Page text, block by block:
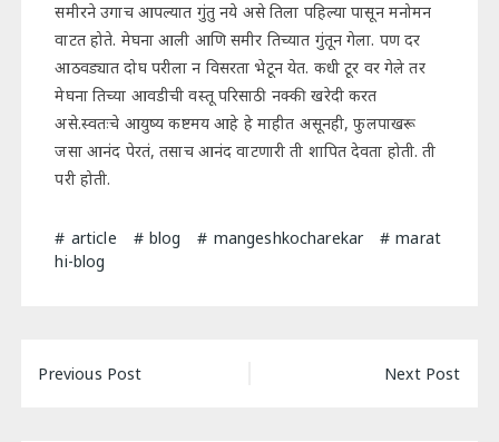
समीरने उगाच आपल्यात गुंतु नये असे तिला पहिल्या पासून मनोमन
वाटत होते. मेघना आली आणि समीर तिच्यात गुंतून गेला. पण दर
आठवड्यात दोघ परीला न विसरता भेटून येत. कधी टूर वर गेले तर
मेघना तिच्या आवडीची वस्तू परिसाठी नक्की खरेदी करत
असे.स्वतःचे आयुष्य कष्टमय आहे हे माहीत असूनही, फुलपाखरू
जसा आनंद पेरतं, तसाच आनंद वाटणारी ती शापित देवता होती. ती
परी होती.
article blog mangeshkocharekar
marat
hi-blog
Post
Previous Post Next Post